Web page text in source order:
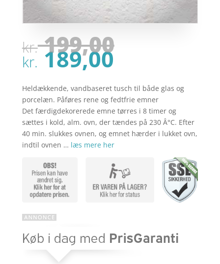
kr.199,00Den
var:
kr.
kr.189,00Den
pris
er:
kr.
Heldækkende, vandbaseret tusch til både glas og
porcelæn. Påføres rene og fedtfrie emner
Det færdigdekorerede emne tørres i 8 timer og
sættes i kold, alm. ovn, der tændes på 230 Â°C. Efter
40 min. slukkes ovnen, og emnet hærder i lukket ovn,
indtil ovnen … læs mere her